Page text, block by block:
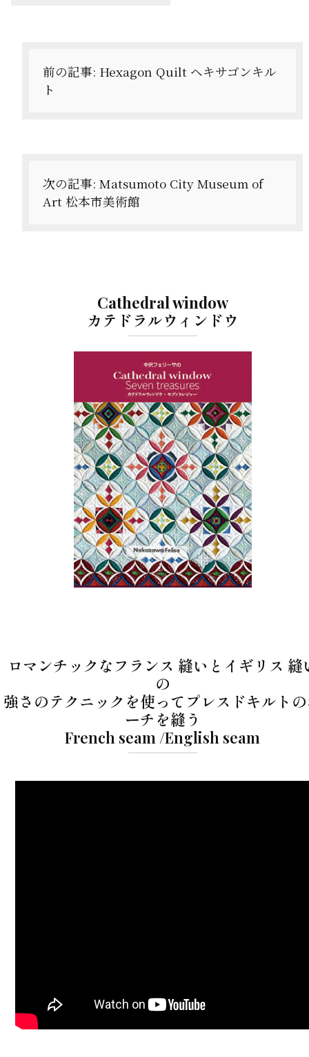
前の記事: Hexagon Quilt ヘキサゴンキル
ト
次の記事: Matsumoto City Museum of
Art 松本市美術館
Cathedral window
カテドラルウィンドウ
ロマンチックなフランス 縫いとイギリス 縫
の
強さのテクニックを使ってプレスドキルト
ーチを縫う
French seam /English seam